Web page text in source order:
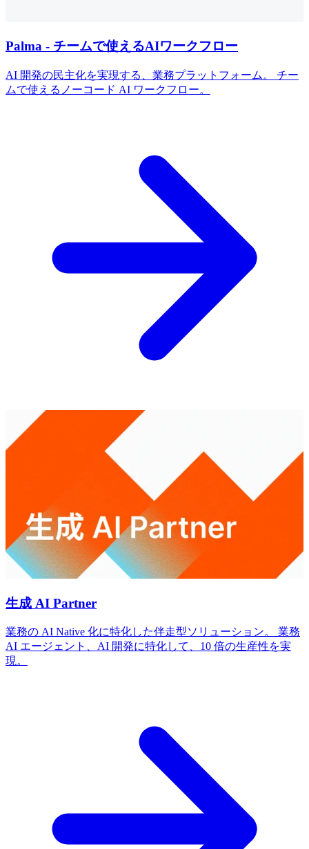
Palma - チームで使えるAIワークフロー
AI 開発の民主化を実現する、業務プラットフォーム。 チー
ムで使えるノーコード AI ワークフロー。
生成 AI Partner
業務の AI Native 化に特化した伴走型ソリューション。 業務
AI エージェント、AI 開発に特化して、10 倍の生産性を実
現。